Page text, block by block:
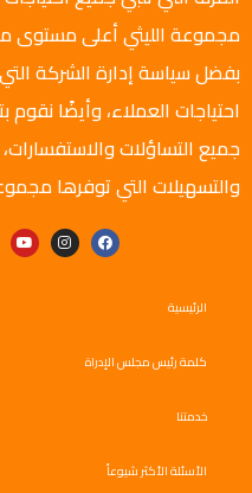
بفضل سياسة إدارة الشركة
احتياجات العملاء، وأيضًا
جميع التساؤلات
والتسهيلات التي توفرها
الرئيسية
كلمة رئيس مجلس الإدراة
خدمتنا
الأسئلة الأكثر شيوعاً